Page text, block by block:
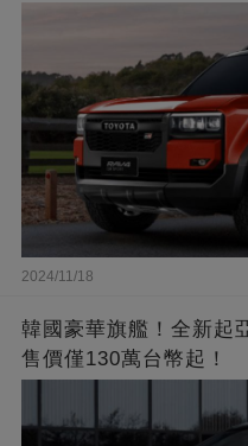
2024/11/18
韓國豪華旗艦！全新起
售價僅130萬台幣起！